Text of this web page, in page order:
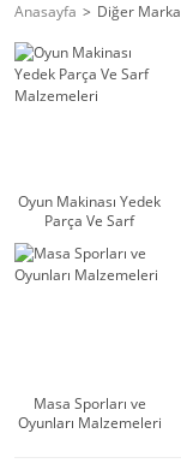
Anasayfa Diğer
Oyun Makinası Yedek
Parça Ve Sarf
Masa Sporları ve
Oyunları Malzemeleri